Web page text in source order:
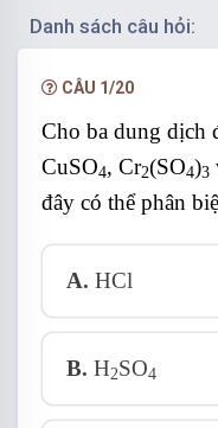
Danh sách câu hỏi:
CÂU 1/20
Cho ba dung dịch
CuSO4, Cr2(SO4)3
đây có thể phân
A. HCl
B. H2SO4